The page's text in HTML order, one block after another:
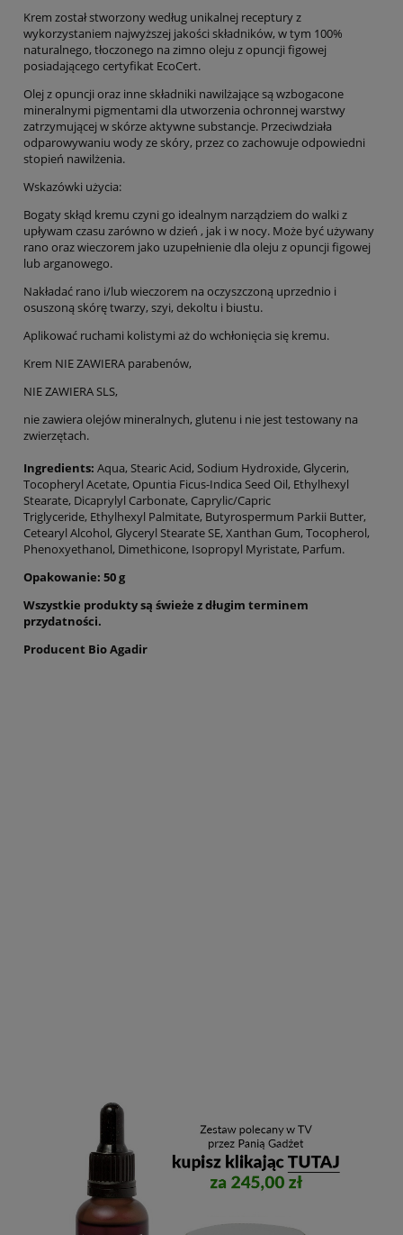
Krem został stworzony według unikalnej receptury z
wykorzystaniem najwyższej jakości składników, w tym 100%
naturalnego, tłoczonego na zimno oleju z opuncji figowej
posiadającego certyfikat EcoCert.
Olej z opuncji oraz inne składniki nawilżające są wzbogacone
mineralnymi pigmentami dla utworzenia ochronnej warstwy
zatrzymującej w skórze aktywne substancje. Przeciwdziała
odparowywaniu wody ze skóry, przez co zachowuje odpowiedni
stopień nawilżenia.
Wskazówki użycia:
Bogaty skłąd kremu czyni go idealnym narządziem do walki z
upływam czasu zarówno w dzień , jak i w nocy. Może być używany
rano oraz wieczorem jako uzupełnienie dla oleju z opuncji figowej
lub arganowego.
Nakładać rano i/lub wieczorem na oczyszczoną uprzednio i
osuszoną skórę twarzy, szyi, dekoltu i biustu.
Aplikować ruchami kolistymi aż do wchłonięcia się kremu.
Krem NIE ZAWIERA parabenów,
NIE ZAWIERA SLS,
nie zawiera olejów mineralnych, glutenu i nie jest testowany na
zwierzętach.
Ingredients: Aqua, Stearic Acid, Sodium Hydroxide, Glycerin,
Tocopheryl Acetate, Opuntia Ficus-Indica Seed Oil, Ethylhexyl
Stearate, Dicaprylyl Carbonate, Caprylic/Capric
Triglyceride, Ethylhexyl Palmitate, Butyrospermum Parkii Butter,
Cetearyl Alcohol, Glyceryl Stearate SE, Xanthan Gum, Tocopherol,
Phenoxyethanol, Dimethicone, Isopropyl Myristate, Parfum.
Opakowanie: 50 g
Wszystkie produkty są świeże z długim terminem
przydatności.
Producent Bio Agadir